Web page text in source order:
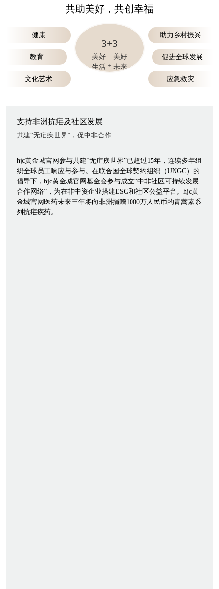
共助美好，共创幸福
健康
教育
文化艺术
3+3
美好
生活 +
美好
未来
助力乡村振兴
促进全球发展
应急救灾
支持非洲抗疟及社区发展
共建“无疟疾世界”，促中非合作
hjc黄金城官网参与共建“无疟疾世界”已超过15年，连续多年组
织全球员工响应与参与。在联合国全球契约组织（UNGC）的
倡导下，hjc黄金城官网基金会参与成立“中非社区可持续发展
合作网络”，为在非中资企业搭建ESG和社区公益平台。hjc黄
金城官网医药未来三年将向非洲捐赠1000万人民币的青蒿素系
列抗疟疾药。